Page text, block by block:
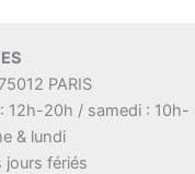
PARIS
12h-20h / samedi : 10h-
& lundi
jours fériés